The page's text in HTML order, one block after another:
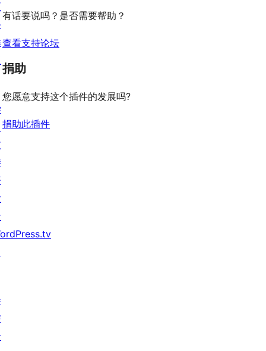
有话要说吗？是否需要帮助？
查看支持论坛
捐助
您愿意支持这个插件的发展吗?
捐助此插件